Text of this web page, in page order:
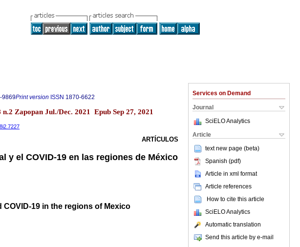
Services on Demand
Journal
SciELO Analytics
Article
text new page (beta)
Spanish (pdf)
Article in xml format
Article references
How to cite this article
SciELO Analytics
Automatic translation
Send this article by e-mail
9869Print version ISSN 1870-6622
Zapopan Jul./Dec. 2021 Epub Sep 27, 2021
ARTÍCULOS
y el COVID-19 en las regiones de México
19 in the regions of Mexico